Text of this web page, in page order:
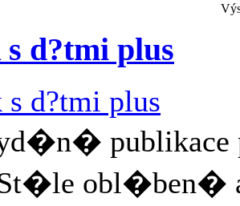
d?tmi plus
publikace
St�le obl�ben�